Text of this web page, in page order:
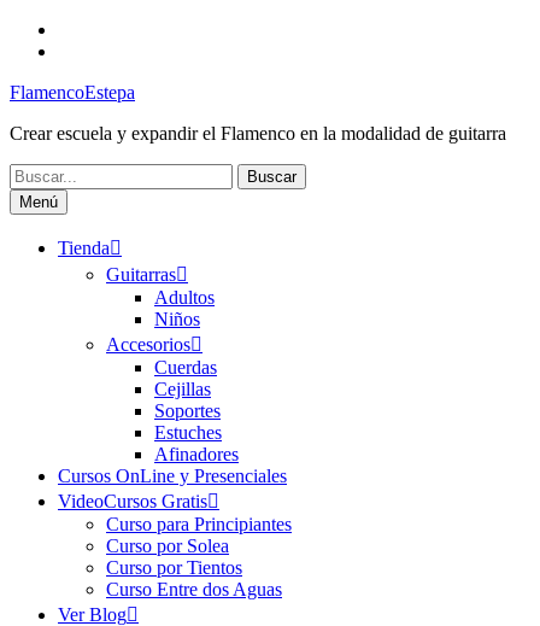
Saltar
FlamencoEstepa
Crear escuela y expandir el Flamenco en la modalidad de guitarra
Buscar:
Menú
Tienda
Guitarras
Adultos
Niños
Accesorios
Cuerdas
Cejillas
Soportes
Estuches
Afinadores
Cursos OnLine y Presenciales
VideoCursos Gratis
Curso para Principiantes
Curso por Solea
Curso por Tientos
Curso Entre dos Aguas
Ver Blog